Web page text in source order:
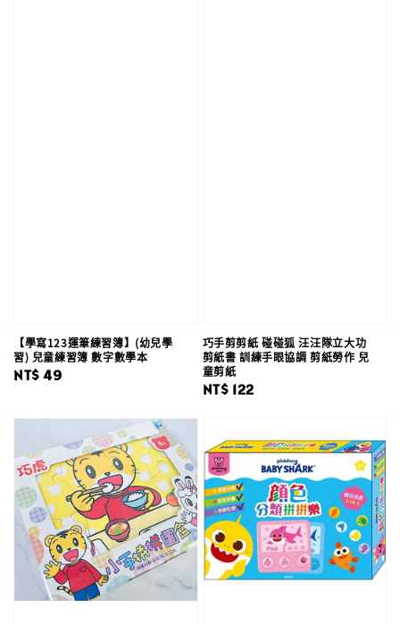
【學寫123運筆練習簿】(幼兒學
習) 兒童練習簿 數字數學本
Regular
NT$ 49
巧手剪剪紙 碰碰狐 汪汪隊立大功
剪紙書 訓練手眼協調 剪紙勞作 兒
童剪紙
Regular
NT$ 122